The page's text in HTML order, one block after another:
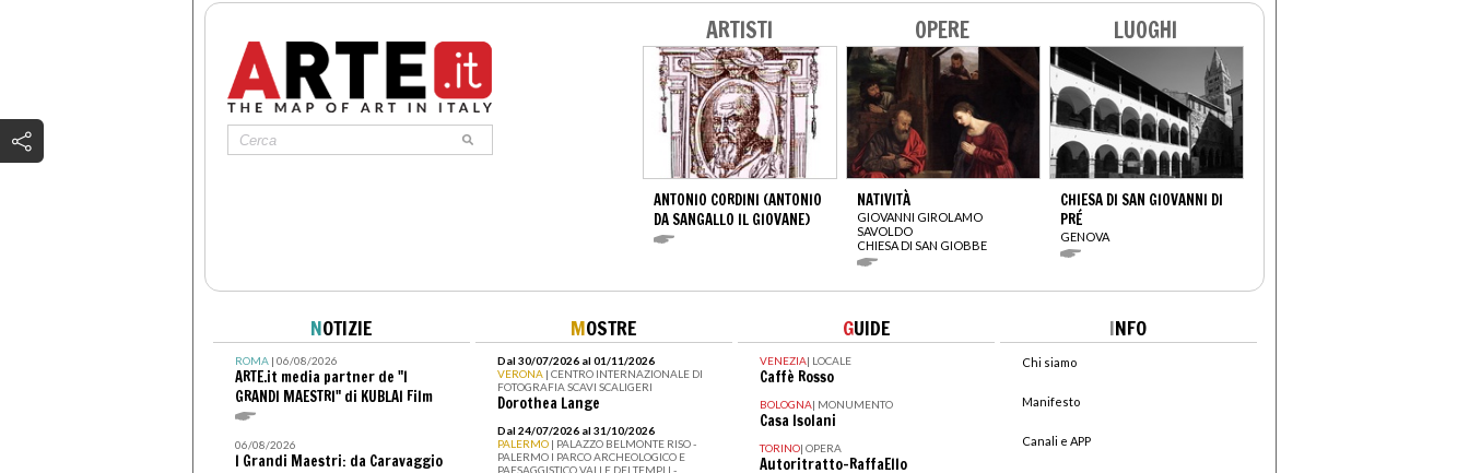
ARTISTI
ANTONIO CORDINI (ANTONIO
DA SANGALLO IL GIOVANE)
OPERE
NATIVITÀ
GIOVANNI GIROLAMO
SAVOLDO
CHIESA DI SAN GIOBBE
LUOGHI
CHIESA DI SAN GIOVANNI DI
PRÉ
GENOVA
NOTIZIE
ROMA| 06/08/2026
ARTE.it media partner de "I
GRANDI MAESTRI" di KUBLAI Film
06/08/2026
I Grandi Maestri: da Caravaggio
MOSTRE
Dal 30/07/2026 al 01/11/2026
VERONA | CENTRO INTERNAZIONALE DI
FOTOGRAFIA SCAVI SCALIGERI
Dorothea Lange
Dal 24/07/2026 al 31/10/2026
PALERMO | PALAZZO BELMONTE RISO -
PALERMO I PARCO ARCHEOLOGICO E
PAESAGGISTICO VALLE DEI TEMPLI -
GUIDE
VENEZIA| LOCALE
Caffè Rosso
BOLOGNA| MONUMENTO
Casa Isolani
TORINO| OPERA
Autoritratto-RaffaEllo
INFO
Chi siamo
Manifesto
Canali e APP